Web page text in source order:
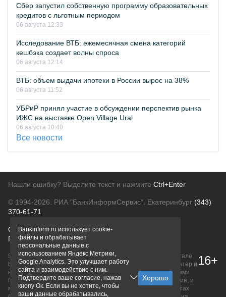
Сбер запустил собственную программу образовательных
кредитов с льготным периодом
06 августа 12:33
Исследование ВТБ: ежемесячная смена категорий
кешбэка создает волны спроса
06 августа 12:14
ВТБ: объем выдачи ипотеки в России вырос на 38%
06 августа 11:52
УБРиР принял участие в обсуждении перспектив рынка
ИЖС на выставке Open Village Ural
06 августа 10:40
Все новости
Нашли ошибку? Выделите текст и нажмите Ctrl+Enter
© 1994-2026. РИА "БанкИнформСервис". Екатеринбург (343)
370-61-71
О проектеПолитика конфиденциальности
Правовая информацияДля рекламодателей
Вся информация о продуктах банков, размещенная на портале
bankinform.ru, носит исключительно ознакомительный характер и
не является публичной офертой, определяемой положениями
ГК РФ. Информация не содержит точного и полного описания, и
может быть изменена. Конечные условия уточняйте на сайтах
16+
Bankinform.ru использует cookie-
файлы и обрабатывает
персональные данные с
использованием Яндекс Метрики,
Google Analytics. Это улучшает работу
сайта и взаимодействие с ним.
Подтвердите ваше согласие, нажав
кнопу Ок. Если вы не хотите, чтобы
ваши данные обрабатывались,